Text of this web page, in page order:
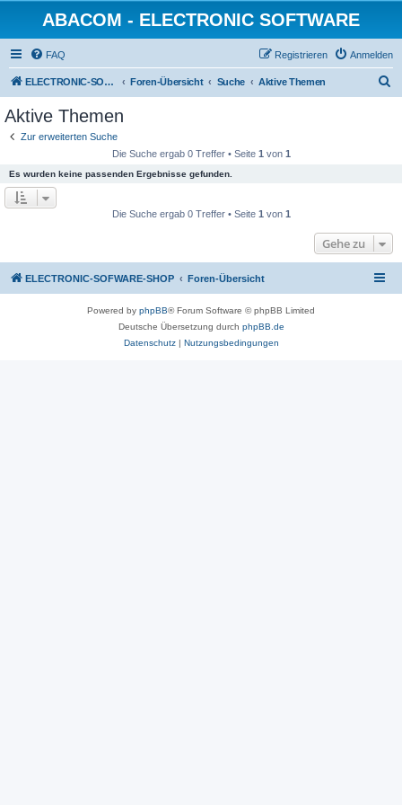
ABACOM - ELECTRONIC SOFTWARE
FAQ Anmelden
Registrieren
ELECTRONIC-SOFWARE-SHOP Foren-Übersicht Suche Aktive Themen
Aktive Themen
Zur erweiterten Suche
Die Suche ergab 0 Treffer • Seite 1 von 1
Es wurden keine passenden Ergebnisse gefunden.
Die Suche ergab 0 Treffer • Seite 1 von 1
Gehe zu
ELECTRONIC-SOFWARE-SHOP Foren-Übersicht
Powered by phpBB® Forum Software © phpBB Limited
Deutsche Übersetzung durch phpBB.de
Datenschutz| Nutzungsbedingungen